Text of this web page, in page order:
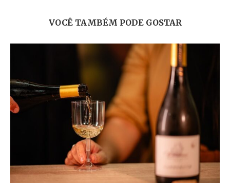
VOCÊ TAMBÉM PODE GOSTAR